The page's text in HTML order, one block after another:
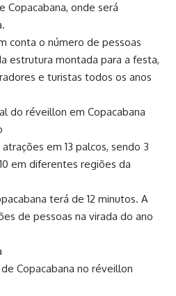
Copacabana, onde será
conta o número de pessoas
estrutura montada para a festa,
e turistas todos os anos
do réveillon em Copacabana
em 13 palcos, sendo 3
em diferentes regiões da
terá de 12 minutos. A
de pessoas na virada do ano
Copacabana no réveillon